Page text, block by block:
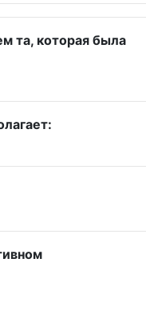
та, которая была